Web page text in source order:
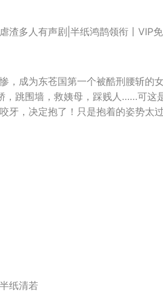
渣多人有声剧|半纸鸿鹊领衔丨VIP
，成为东苍国第一个被酷刑腰斩的
跳围墙，救姨母，踩贱人……可这
牙，决定抱了！只是抱着的姿势太
纸清若